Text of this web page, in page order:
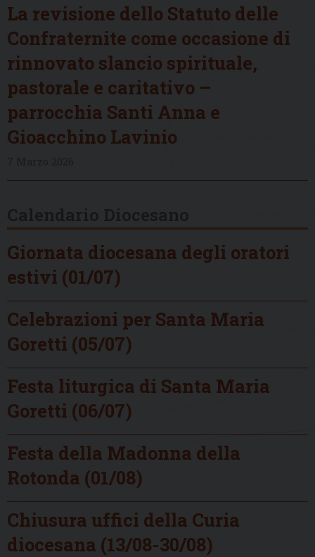
La revisione dello Statuto delle
Confraternite come occasione di
rinnovato slancio spirituale,
pastorale e caritativo –
parrocchia Santi Anna e
Gioacchino Lavinio
Giornata diocesana degli oratori
estivi (01/07)
Celebrazioni per Santa Maria
Goretti (05/07)
Festa liturgica di Santa Maria
Goretti (06/07)
Festa della Madonna della
Rotonda (01/08)
Chiusura uffici della Curia
diocesana (13/08-30/08)